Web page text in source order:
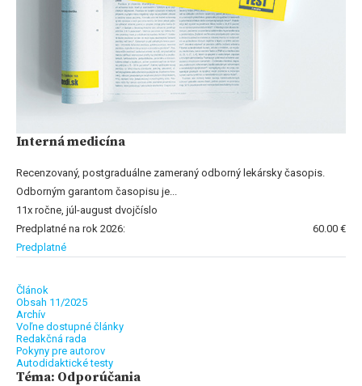
Interná medicína
Recenzovaný, postgraduálne zameraný odborný lekársky časopis.
Odborným garantom časopisu je...
11x ročne, júl-august dvojčíslo
Predplatné na rok 2026:
60.00 €
Predplatné
Článok
Obsah 11/2025
Archív
Voľne dostupné články
Redakčná rada
Pokyny pre autorov
Autodidaktické testy
Téma: Odporúčania